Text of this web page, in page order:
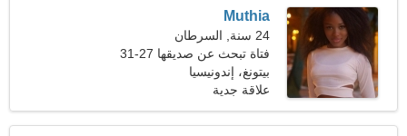
Muthia
24 سنة, السرطان
فتاة تبحث عن صديقها 27-31
بيتونغ، إندونيسيا
علاقة جدية